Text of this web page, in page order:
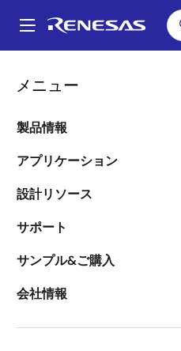
ン
メニュー
製品情報
アプリケーション
設計リソース
サポート
サンプル&ご購入
会社情報
パ
ン
く
ず
(3/4)：プロジ
ド
このビデオにつ